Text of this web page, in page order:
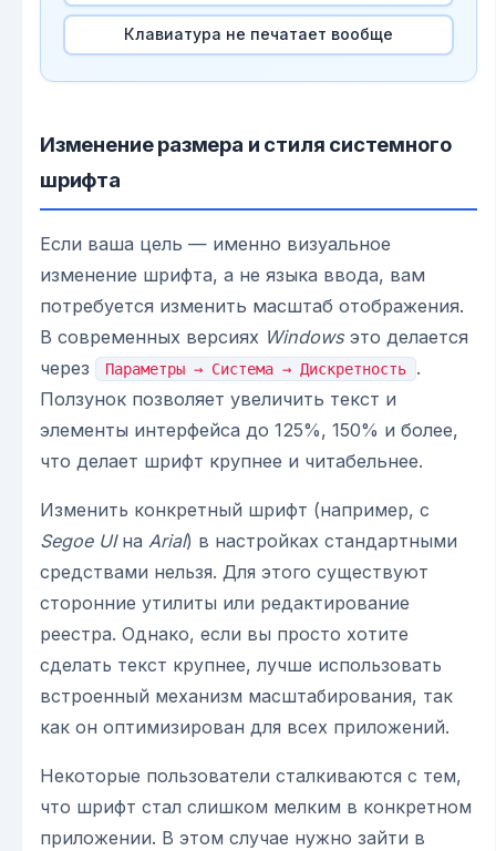
Клавиатура не печатает вообще
Изменение размера и стиля системного
шрифта
Если ваша цель — именно визуальное
изменение шрифта, а не языка ввода, вам
потребуется изменить масштаб отображения.
В современных версиях Windowsэто делается
через
Параметры → Система → Дискретность
.
Ползунок позволяет увеличить текст и
элементы интерфейса до 125%, 150% и более,
что делает шрифт крупнее и читабельнее.
Изменить конкретный шрифт (например, с
Segoe UIна Arial) в настройках стандартными
средствами нельзя. Для этого существуют
сторонние утилиты или редактирование
реестра. Однако, если вы просто хотите
сделать текст крупнее, лучше использовать
встроенный механизм масштабирования, так
как он оптимизирован для всех приложений.
Некоторые пользователи сталкиваются с тем,
что шрифт стал слишком мелким в конкретном
приложении. В этом случае нужно зайти в